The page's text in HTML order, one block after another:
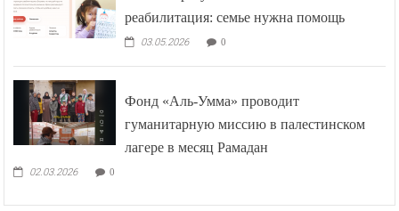
реабилитация: семье нужна помощь
03.05.2026 0
Фонд «Аль-Умма» проводит
гуманитарную миссию в палестинском
лагере в месяц Рамадан
02.03.2026 0